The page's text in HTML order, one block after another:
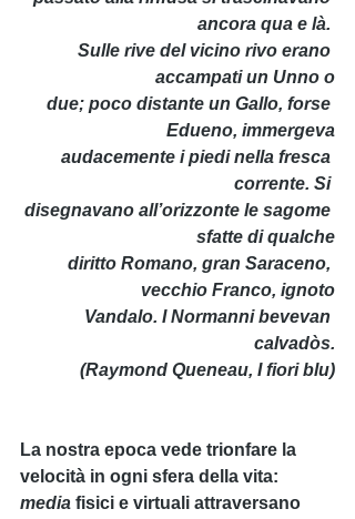
ancora qua e là.
Sulle rive del vicino rivo erano
accampati un Unno o
Edueno, immergeva
corrente. Si
disegnavano all’orizzonte le sagome
sfatte di qualche
vecchio Franco, ignoto
calvadòs.
(Raymond Queneau, I fiori blu)
La nostra epoca vede trionfare la
velocità in ogni sfera della vita:
media fisici e virtuali attraversano